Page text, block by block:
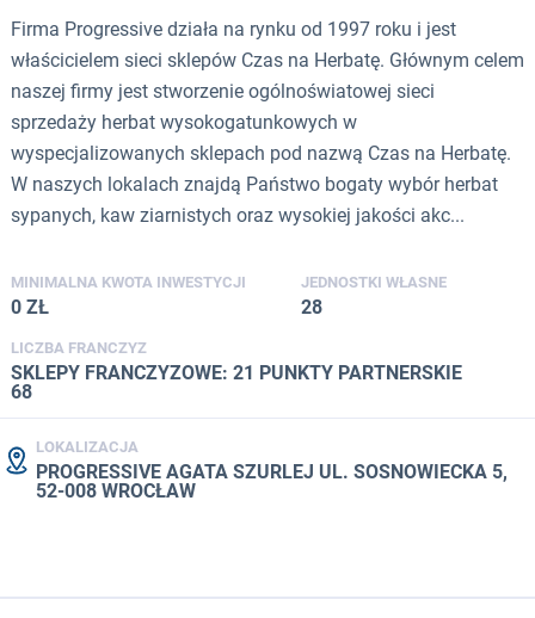
Firma Progressive działa na rynku od 1997 roku i jest
właścicielem sieci sklepów Czas na Herbatę. Głównym celem
naszej firmy jest stworzenie ogólnoświatowej sieci
sprzedaży herbat wysokogatunkowych w
wyspecjalizowanych sklepach pod nazwą Czas na Herbatę.
W naszych lokalach znajdą Państwo bogaty wybór herbat
sypanych, kaw ziarnistych oraz wysokiej jakości akc...
MINIMALNA KWOTA INWESTYCJI
0 ZŁ
JEDNOSTKI WŁASNE
28
LICZBA FRANCZYZ
SKLEPY FRANCZYZOWE: 21 PUNKTY PARTNERSKIE
68
LOKALIZACJA
PROGRESSIVE AGATA SZURLEJ UL. SOSNOWIECKA 5,
52-008 WROCŁAW